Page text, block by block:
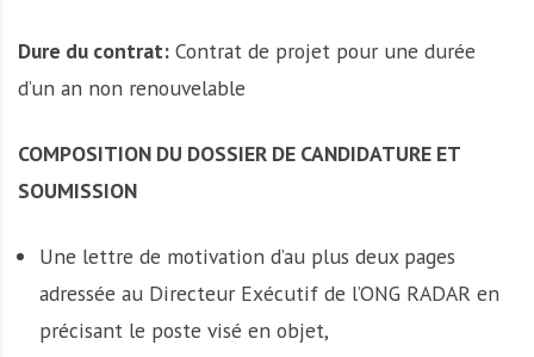
Dure du contrat: Contrat de projet pour une durée
d’un an non renouvelable
COMPOSITION DU DOSSIER DE CANDIDATURE ET
SOUMISSION
Une lettre de motivation d’au plus deux pages
adressée au Directeur Exécutif de l’ONG RADAR en
précisant le poste visé en objet,